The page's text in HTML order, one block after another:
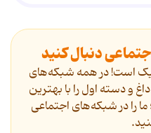
دنبال کنید
است! در همه شبکه‌های
و دسته اول را با بهترین
ما را در شبکه‌های اجتماعی